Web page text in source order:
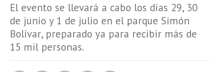
El evento se llevará a cabo los días 29, 30
de junio y 1 de julio en el parque Simón
Bolívar, preparado ya para recibir más de
15 mil personas.